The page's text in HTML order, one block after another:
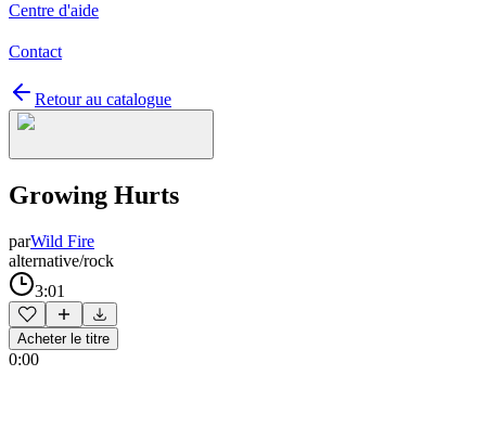
Centre d'aide
Contact
Retour au catalogue
Growing Hurts
parWild Fire
alternative/rock
3:01
Acheter le titre
0:00